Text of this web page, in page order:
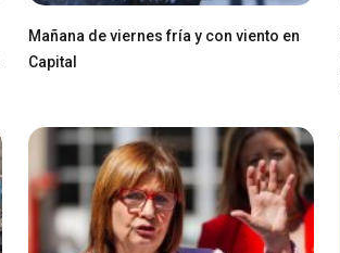
Mañana de viernes fría y con viento en
Capital